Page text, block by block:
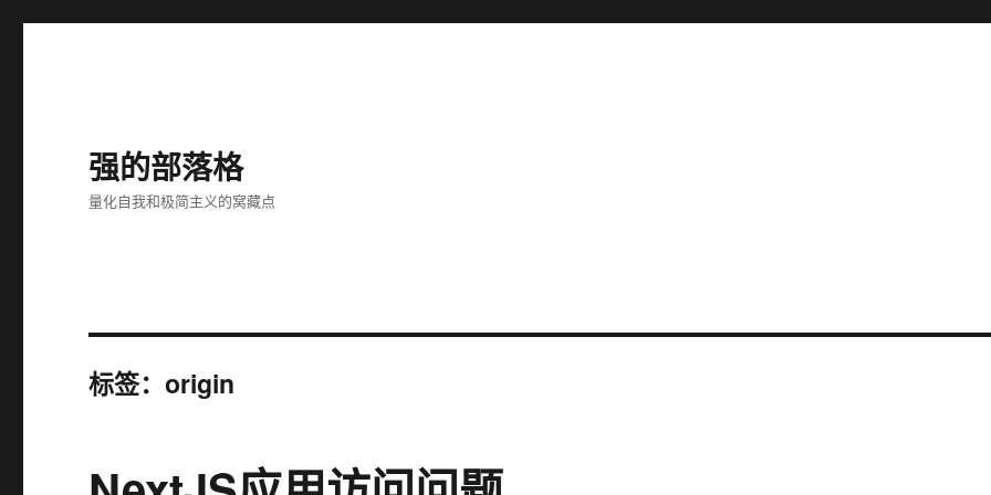
强的部落格
量化自我和极简主义的窝藏点
标签：origin